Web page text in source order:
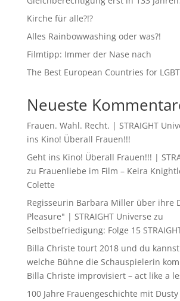
Kirche für alle?!?
Alles Rainbowwashing oder was?!
Filmtipp: Immer der Nase nach
The Best European Countries for
Neueste
Frauen. Wahl. Recht. | STRAIGHT
ins Kino! Überall Frauen!!!
Geht ins Kino! Überall Frauen!!! |
zu Frauenliebe im Film – Keira
Colette
Regisseurin Barbara Miller über ihre
Pleasure" | STRAIGHT Universe zu
Selbstbefriedigung: Folge 15
Billa Christe tourt 2018 und du
welche Bühne die Schauspielerin
Billa Christe improvisiert – act like a
100 Jahre Frauengeschichte mit